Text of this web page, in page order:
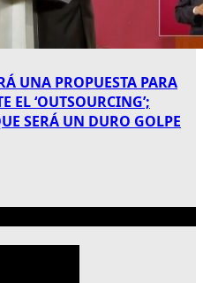
UNA PROPUESTA PARA
EL ‘OUTSOURCING’;
SERÁ UN DURO GOLPE